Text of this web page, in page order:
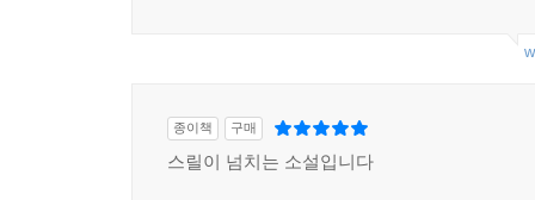
종이책 구매
스릴이 넘치는 소설입니다